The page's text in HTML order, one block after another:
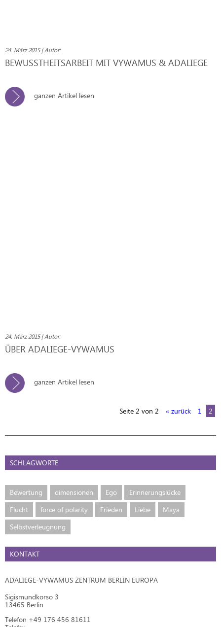
24. März 2015 | Autor:
BEWUSSTHEITSARBEIT MIT VYWAMUS & ADALIEGE
ganzen Artikel lesen
24. März 2015 | Autor:
ÜBER ADALIEGE-VYWAMUS
ganzen Artikel lesen
Seite 2 von 2 « zurück 1 2
SCHLAGWORTE
Bewertung dimensionen Ego
Erinnerungslücke
Flucht
force of polarity Frieden Liebe
Maya
Selbstverleugnung
KONTAKT
ADALIEGE-VYWAMUS ZENTRUM BERLIN EUROPA
Sigismundkorso 3
13465 Berlin
Telefon +49 176 456 81611